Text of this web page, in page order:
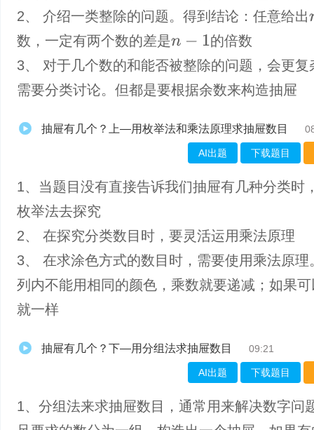
2、 介绍一类整除的问题。得到结论：任意给出n
数，一定有两个数的差是n− 1
的倍数
3、 对于几个数的和能否被整除的问题，会更复
需要分类讨论。但都是要根据余数来构造抽屉
抽屉有几个？上—用枚举法和乘法原理求抽屉数目
AI出题 下载题目
1、​当题目没有直接告诉我们抽屉有几种分类时
枚举法去探究
2、 在探究分类数目时，要灵活运用乘法原理
3、 在求涂色方式的数目时，需要使用乘法原理
列内不能用相同的颜色，乘数就要递减；如果
就一样
抽屉有几个？下—用分组法求抽屉数目 09:21
AI出题 下载题目
1、分组法来求抽屉数目，通常用来解决数字问